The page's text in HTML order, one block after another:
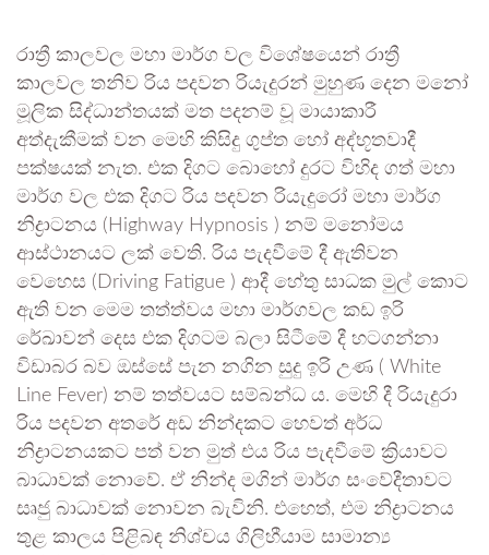
රාත්‍රී කාලවල මහා මාර්ග වල විශේෂයෙන් රාත්‍රී
කාලවල තනිව රිය පදවන රියැදුරන් මුහුණ දෙන මනෝ
මූලික සිද්ධාන්තයක් මත පදනම් වූ මායාකාරී
අත්දැකීමක් වන මෙහි කිසිදු ගුප්ත හෝ අද්භූතවාදී
පක්ෂයක් නැත. එක දිගට බොහෝ දුරට විහිද ගත් මහා
මාර්ග වල එක දිගට රිය පදවන රියැදුරෝ මහා මාර්ග
නිද්‍රාටනය (Highway Hypnosis ) නම් මනෝමය
ආස්ථානයට ලක් වෙති. රිය පැදවීමේ දී ඇතිවන
වෙහෙස (Driving Fatigue ) ආදී හේතු සාධක මුල් කොට
ඇති වන මෙම තත්ත්වය මහා මාර්ගවල කඩ ඉරි
රේඛාවන් දෙස එක දිගටම බලා සිටීමේ දී හටගන්නා
විඩාබර බව ඔස්සේ පැන නගින සුදු ඉරි උණ ( White
Line Fever) නම් තත්වයට සම්බන්ධ ය. මෙහි දී රියැදුරා
රිය පදවන අතරේ අඩ නින්දකට හෙවත් අර්ධ
නිද්‍රාටනයකට පත් වන මුත් එය රිය පැදවීමේ ක්‍රියාවට
බාධාවක් නොවේ. ඒ නින්ද මගින් මාර්ග සංවේදීතාවට
සෘජු බාධාවක් නොවන බැවිනි. එහෙත්, එම නිද්‍රාටනය
තුළ කාලය පිළිබඳ නිශ්චය ගිලිහීයාම සාමාන්‍ය